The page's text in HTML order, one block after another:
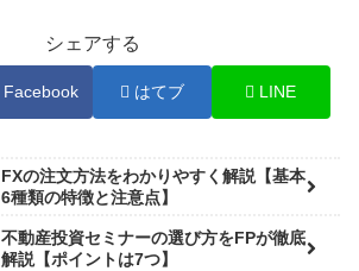
シェアする
Facebook はてブ LINE
FXの注文方法をわかりやすく解説【基本
6種類の特徴と注意点】
不動産投資セミナーの選び方をFPが徹底
解説【ポイントは7つ】